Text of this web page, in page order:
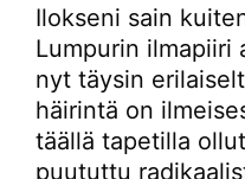
Ilokseni sain
Lumpurin ilmapiiri
nyt täysin
häirintä on
täällä tapetilla
puututtu